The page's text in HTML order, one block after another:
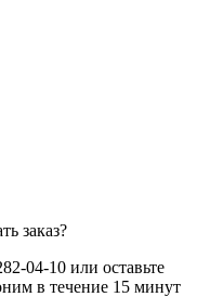
заказ?
04-10 или оставьте
в течение 15 минут